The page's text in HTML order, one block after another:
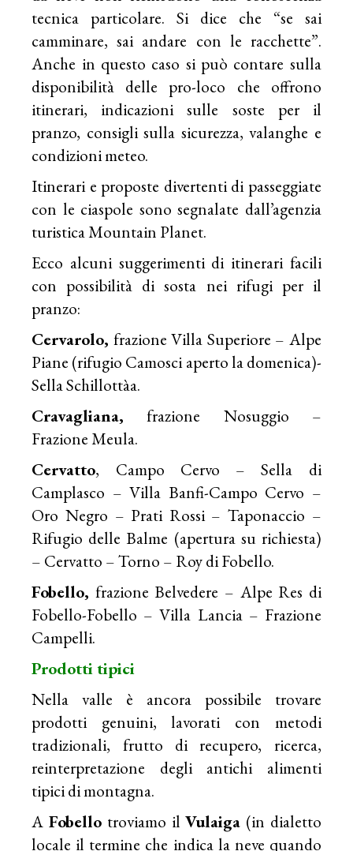
tecnica particolare. Si dice che “se sai
camminare, sai andare con le racchette”.
Anche in questo caso si può contare sulla
disponibilità delle pro-loco che offrono
itinerari, indicazioni sulle soste per il
pranzo, consigli sulla sicurezza, valanghe e
condizioni meteo.
Itinerari e proposte divertenti di passeggiate
con le ciaspole sono segnalate dall’agenzia
turistica Mountain Planet.
Ecco alcuni suggerimenti di itinerari facili
con possibilità di sosta nei rifugi per il
pranzo:
Cervarolo, frazione Villa Superiore – Alpe
Piane (rifugio Camosci aperto la domenica)-
Sella Schillottàa.
Cravagliana, frazione Nosuggio –
Frazione Meula.
Cervatto, Campo Cervo – Sella di
Camplasco – Villa Banfi-Campo Cervo –
Oro Negro – Prati Rossi – Taponaccio –
Rifugio delle Balme (apertura su richiesta)
– Cervatto – Torno – Roy di Fobello.
Fobello, frazione Belvedere – Alpe Res di
Fobello-Fobello – Villa Lancia – Frazione
Campelli.
Prodotti tipici
Nella valle è ancora possibile trovare
prodotti genuini, lavorati con metodi
tradizionali, frutto di recupero, ricerca,
reinterpretazione degli antichi alimenti
tipici di montagna.
AFobello troviamo ilVulaiga (in dialetto
locale il termine che indica la neve quando